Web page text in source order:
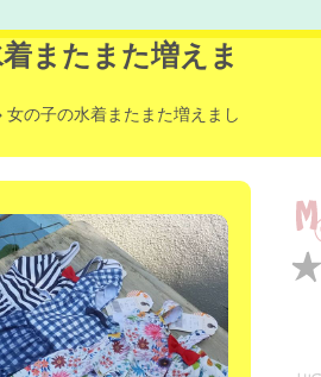
original
またまた増えま
女の子の水着またまた増えまし